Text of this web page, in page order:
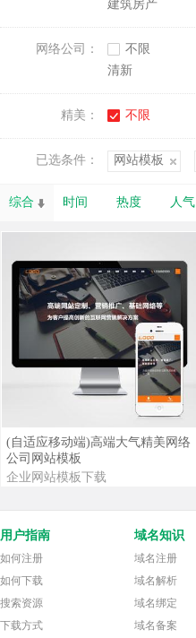
建筑房产
网络公司： 不限
清新
精美： 不限
已选条件： 网站模板
综合 时间 热度 人气
查看详情 查看演示
(自适应移动端)高端大气精美网络
公司网站模板
企业网站模板下载
用户指南
如何注册
如何下载
搜索资源
下载方式
域名知识
域名注册
域名解析
域名绑定
域名备案